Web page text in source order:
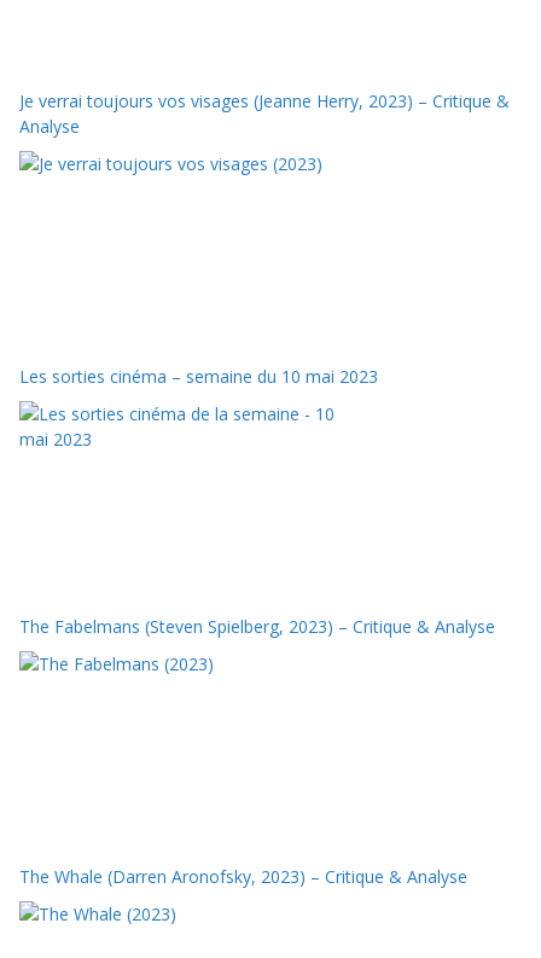
Je verrai toujours vos visages (Jeanne Herry, 2023) – Critique &
Analyse
Les sorties cinéma – semaine du 10 mai 2023
The Fabelmans (Steven Spielberg, 2023) – Critique & Analyse
The Whale (Darren Aronofsky, 2023) – Critique & Analyse